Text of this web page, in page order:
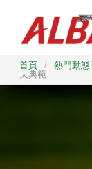
首頁 / 熱門動態
夫典範